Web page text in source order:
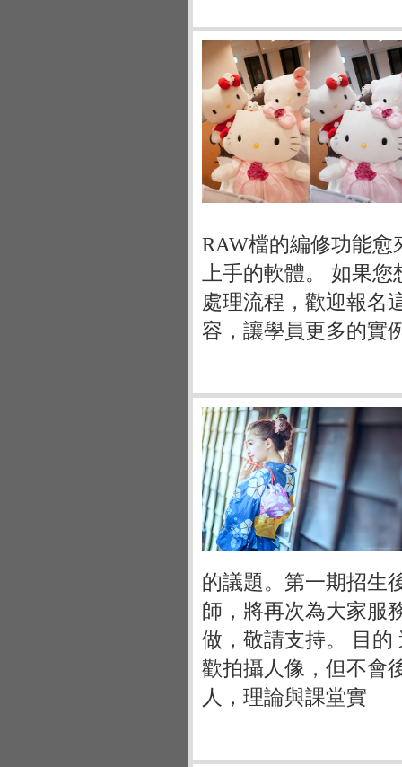
RAW檔的編修功能
上手的軟體。 如果
處理流程，歡迎報名
容，讓學員更多的實
的議題。第一期招生
師，將再次為大家服
做，敬請支持。 目的
歡拍攝人像，但不會
人，理論與課堂實